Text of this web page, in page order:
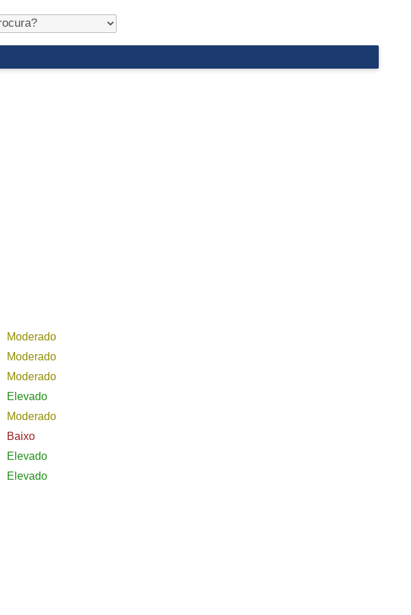
Moderado
Moderado
Moderado
Elevado
Moderado
Baixo
Elevado
Elevado